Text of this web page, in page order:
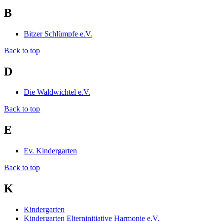
B
Bitzer Schlümpfe e.V.
Back to top
D
Die Waldwichtel e.V.
Back to top
E
Ev. Kindergarten
Back to top
K
Kindergarten
Kindergarten Elterninitiative Harmonie e.V.